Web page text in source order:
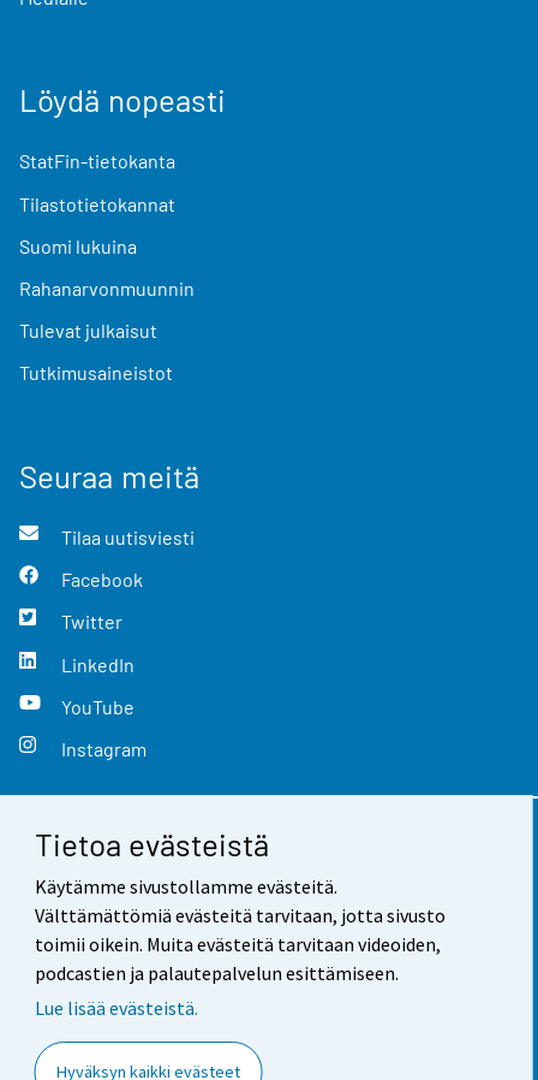
Tietoa evästeistä
Käytämme sivustollamme evästeitä.
Välttämättömiä evästeitä tarvitaan, jotta sivusto
toimii oikein. Muita evästeitä tarvitaan videoiden,
podcastien ja palautepalvelun esittämiseen.
Lue lisää evästeistä.
Hyväksyn kaikki evästeet
Löydä nopeasti
StatFin-tietokanta
Tilastotietokannat
Suomi lukuina
Rahanarvonmuunnin
Tulevat julkaisut
Tutkimusaineistot
Seuraa meitä
Tilaa uutisviesti
Facebook
Twitter
LinkedIn
YouTube
Instagram
Yhteystiedot
Palaute
Käyttöehdot
Saavutettavuus